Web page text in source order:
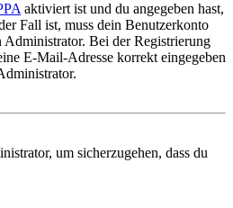
aktiviert ist und du angegeben hast,
Fall ist, muss dein Benutzerkonto
Administrator. Bei der Registrierung
E-Mail-Adresse korrekt eingegeben
um sicherzugehen, dass du